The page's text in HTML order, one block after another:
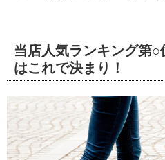
当店人気ランキング第○
はこれで決まり！